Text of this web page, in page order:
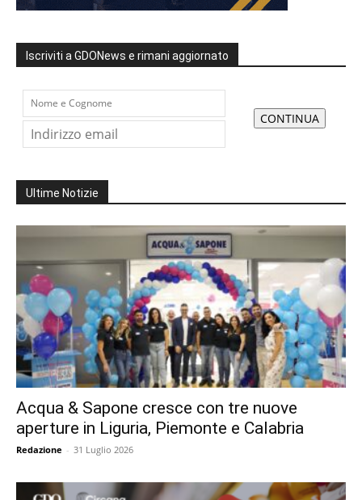
Iscriviti a GDONews e rimani aggiornato
Ultime Notizie
Acqua & Sapone cresce con tre nuove
aperture in Liguria, Piemonte e Calabria
Redazione - 31 Luglio 2026